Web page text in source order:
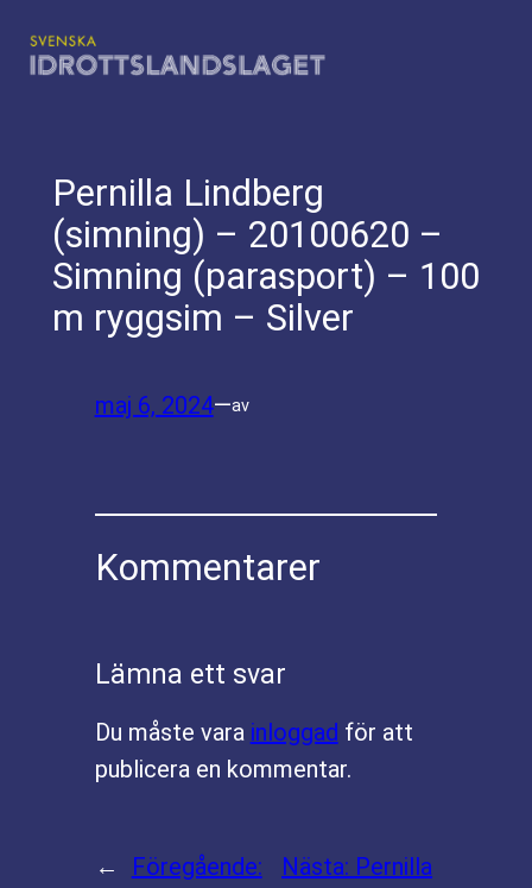
till
Pernilla Lindberg
(simning) – 20100620 –
Simning (parasport) – 100
m ryggsim – Silver
maj 6, 2024—av
Kommentarer
Lämna ett svar
Du måste vara inloggad för att
publicera en kommentar.
←
Föregående:
Nästa: Pernilla